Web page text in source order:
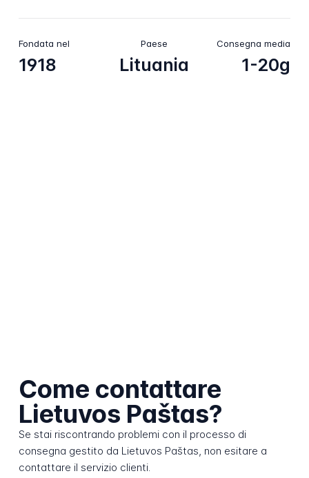
Fondata nel
1918
Paese
Lituania
Consegna media
1-20g
Come contattare
Lietuvos Paštas?
Se stai riscontrando problemi con il processo di
consegna gestito da Lietuvos Paštas, non esitare a
contattare il servizio clienti.